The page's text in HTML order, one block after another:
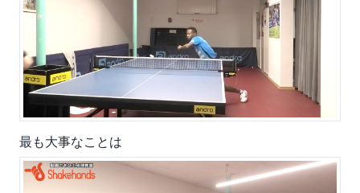
最も大事なことは